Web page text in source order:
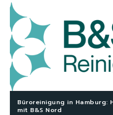
Büroreinigung in Hamburg:
mit B&S Nord